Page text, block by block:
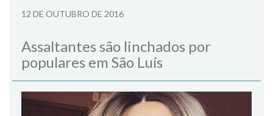
12 DE OUTUBRO DE 2016
Assaltantes são linchados por
populares em São Luís